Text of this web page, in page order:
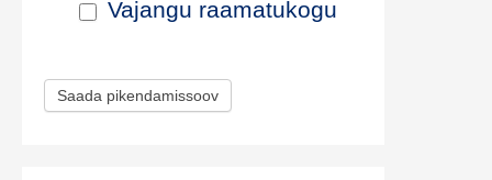
i
Vajangu raamatukogu
Saada pikendamissoov